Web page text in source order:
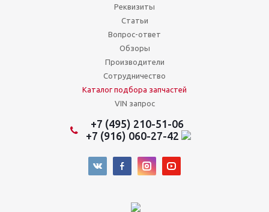
Реквизиты
Статьи
Вопрос-ответ
Обзоры
Производители
Сотрудничество
Каталог подбора запчастей
VIN запрос
+7 (495) 210-51-06
+7 (916) 060-27-42